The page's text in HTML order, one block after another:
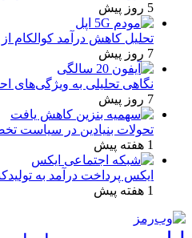
5 روز پیش
تحلیل کاهش درآمد کوالکام
7 روز پیش
نگاهی تحلیلی به ویژگی‌های
7 روز پیش
تحولات بنیادین در سیاست
1 هفته پیش
ایکس پرداخت درآمد به
1 هفته پیش